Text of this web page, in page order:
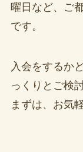
曜日など、ご
です。
入会をするか
っくりとご検
まずは、お気